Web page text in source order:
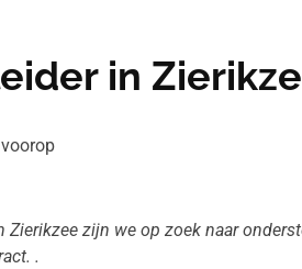
in
zijn we op zoek naar
.